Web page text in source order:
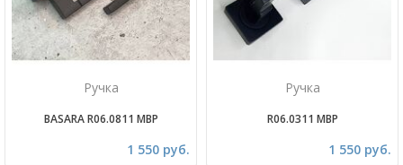
Ручка
BASARA R06.0811 MBP
1 550 руб.
Ручка
R06.0311 MBP
1 550 руб.